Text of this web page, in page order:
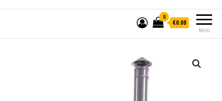
Menü
0
€0.00